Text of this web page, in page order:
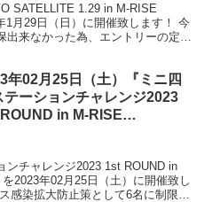
SATELLITE 1.29 in M-RISE
1月29日（日）に開催致します！ 今
来なかった為、エントリーの定員
年02月25日（土）『ミニ四
テーションチャレンジ2023
in M-RISE
ンチャレンジ2023 1st ROUND in
2023年02月25日（土）に開催致し
感染拡大防止策として6名に制限）